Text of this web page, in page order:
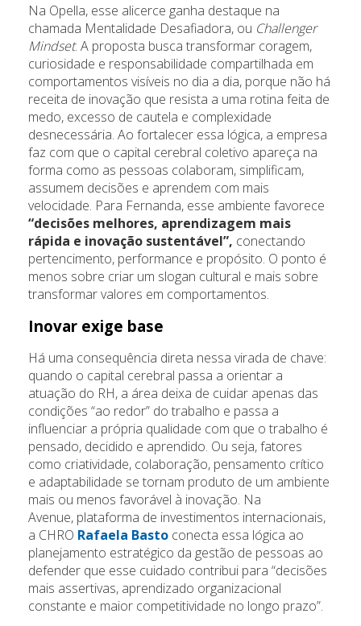
Na Opella, esse alicerce ganha destaque na
chamada Mentalidade Desafiadora, ou Challenger
Mindset. A proposta busca transformar coragem,
curiosidade e responsabilidade compartilhada em
comportamentos visíveis no dia a dia, porque não há
receita de inovação que resista a uma rotina feita de
medo, excesso de cautela e complexidade
desnecessária. Ao fortalecer essa lógica, a empresa
faz com que o capital cerebral coletivo apareça na
forma como as pessoas colaboram, simplificam,
assumem decisões e aprendem com mais
velocidade. Para Fernanda, esse ambiente favorece
“decisões melhores, aprendizagem mais
rápida e inovação sustentável”, conectando
pertencimento, performance e propósito. O ponto é
menos sobre criar um slogan cultural e mais sobre
transformar valores em comportamentos.
Inovar exige base
Há uma consequência direta nessa virada de chave:
quando o capital cerebral passa a orientar a
atuação do RH, a área deixa de cuidar apenas das
condições “ao redor” do trabalho e passa a
influenciar a própria qualidade com que o trabalho é
pensado, decidido e aprendido. Ou seja, fatores
como criatividade, colaboração, pensamento crítico
e adaptabilidade se tornam produto de um ambiente
mais ou menos favorável à inovação. Na
Avenue, plataforma de investimentos internacionais,
a CHRO Rafaela Basto conecta essa lógica ao
planejamento estratégico da gestão de pessoas ao
defender que esse cuidado contribui para “decisões
mais assertivas, aprendizado organizacional
constante e maior competitividade no longo prazo”.